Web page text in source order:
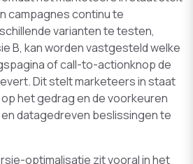
campagnes continu te
varianten te testen,
B, kan worden vastgesteld welke
of call-to-actionknop de
Dit stelt marketeers in staat
het gedrag en de voorkeuren
datagedreven beslissingen te
optimalisatie zit vooral in het